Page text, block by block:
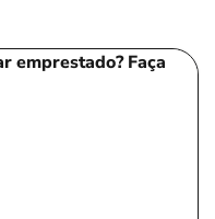
emprestado? Faça